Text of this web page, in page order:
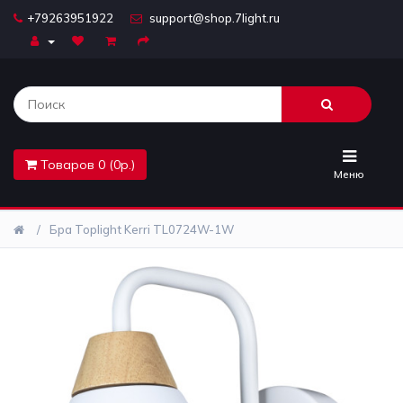
+79263951922 support@shop.7light.ru
Товаров 0 (0р.)
Меню
Комплектующие
Лайтбоксы
Предметы
интерьера
Бра Toplight Kerri TL0724W-1W